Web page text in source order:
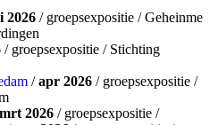
2026 / groepsexpositie / Geheinme
/ groepsexpositie / Stichting
/apr 2026 / groepsexpositie /
mrt 2026 / groepsexpositie /